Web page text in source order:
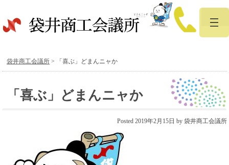
袋井商工会議所 > 「喜ぶ」どまんニャか
「喜ぶ」どまんニャか
Posted 2019年2月15日 by 袋井商工会議所